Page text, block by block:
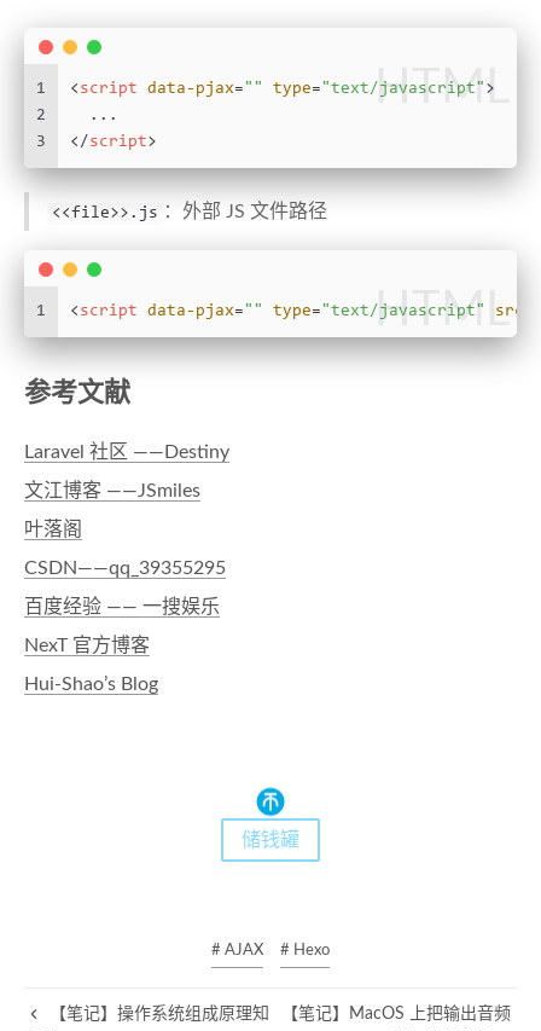
HTML
1
2
3
< script data-pjax= "" type= "text/javascript" >
  ...
</ script>
<<file>>.js ：外部 JS 文件路径
HTML
1 < script data-pjax= "" type= "text/javascript" src
参考文献
Laravel 社区 ——Destiny
文江博客 ——JSmiles
叶落阁
CSDN——qq_39355295
百度经验 —— 一搜娱乐
NexT 官方博客
Hui-Shao’s Blog
储钱罐
# AJAX # Hexo
【笔记】操作系统组成原理知
【笔记】MacOS 上把输出音频